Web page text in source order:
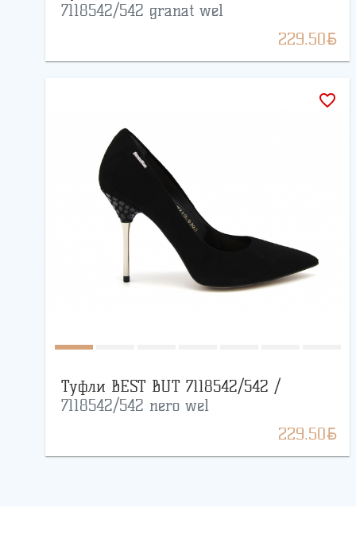
7118542/542 granat wel
229.50BYN
favorite_border
Туфли BEST BUT 7118542/542 /
7118542/542 nero wel
229.50BYN